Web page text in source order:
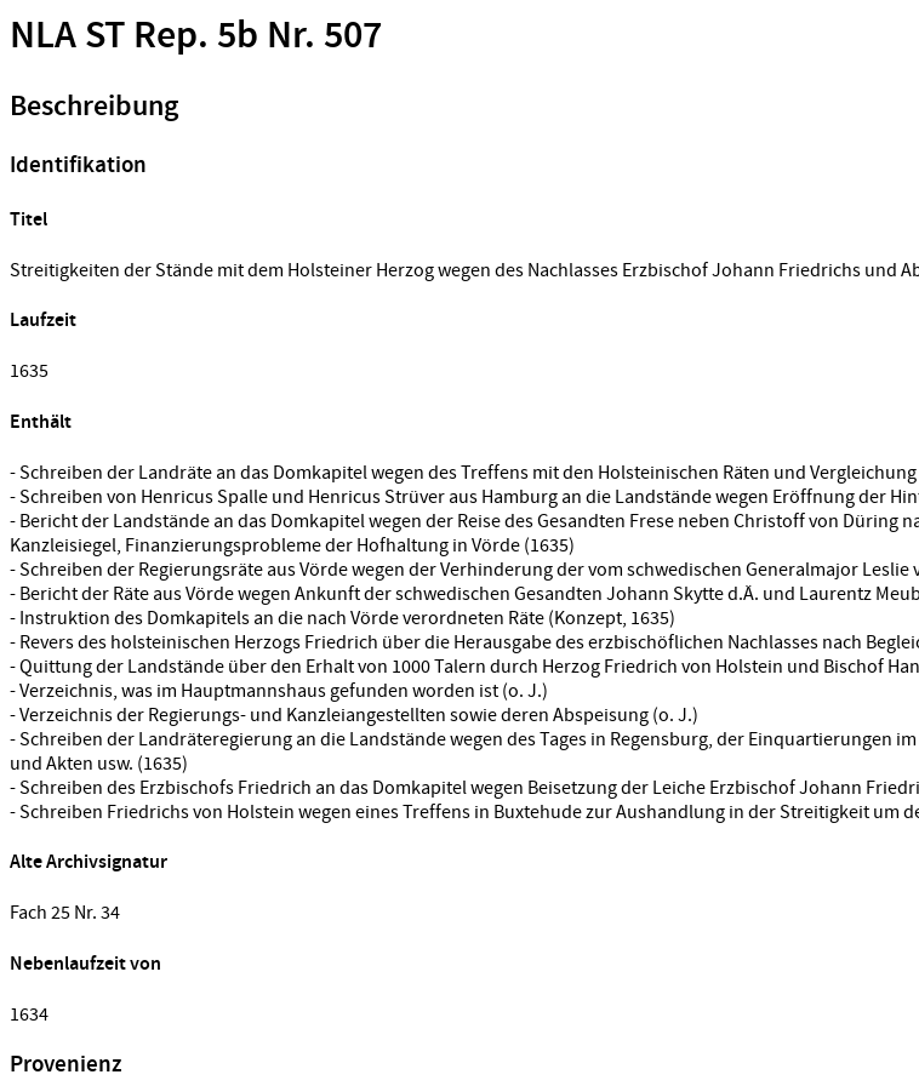
NLA ST Rep. 5b Nr. 507
Beschreibung
Identifikation
Titel
Streitigkeiten der Stände mit dem Holsteiner Herzog wegen des Nachlasses Erzbischof Johann Friedrichs und
Laufzeit
1635
Enthält
- Schreiben der Landräte an das Domkapitel wegen des Treffens mit den Holsteinischen Räten und
- Schreiben von Henricus Spalle und Henricus Strüver aus Hamburg an die Landstände wegen Eröffnung der
- Bericht der Landstände an das Domkapitel wegen der Reise des Gesandten Frese neben Christoff von
Kanzleisiegel, Finanzierungsprobleme der Hofhaltung in Vörde (1635)
- Schreiben der Regierungsräte aus Vörde wegen der Verhinderung der vom schwedischen Generalmajor
- Bericht der Räte aus Vörde wegen Ankunft der schwedischen Gesandten Johann Skytte d.Ä. und Laurentz
- Instruktion des Domkapitels an die nach Vörde verordneten Räte (Konzept, 1635)
- Revers des holsteinischen Herzogs Friedrich über die Herausgabe des erzbischöflichen Nachlasses nach
- Quittung der Landstände über den Erhalt von 1000 Talern durch Herzog Friedrich von Holstein und Bischof
- Verzeichnis, was im Hauptmannshaus gefunden worden ist (o. J.)
- Verzeichnis der Regierungs- und Kanzleiangestellten sowie deren Abspeisung (o. J.)
- Schreiben der Landräteregierung an die Landstände wegen des Tages in Regensburg, der Einquartierungen
und Akten usw. (1635)
- Schreiben des Erzbischofs Friedrich an das Domkapitel wegen Beisetzung der Leiche Erzbischof Johann
- Schreiben Friedrichs von Holstein wegen eines Treffens in Buxtehude zur Aushandlung in der Streitigkeit um
Alte Archivsignatur
Fach 25 Nr. 34
Nebenlaufzeit von
1634
Provenienz